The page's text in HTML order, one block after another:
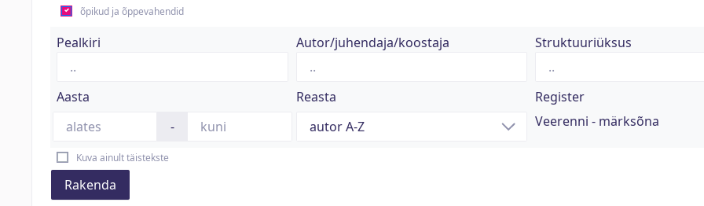
õpikud ja õppevahendid
Pealkiri Autor/juhendaja/koostaja Struktuuriüksus
Aasta
-
Reasta
Register
Veerenni - märksõna
Kuva ainult täistekste
Rakenda